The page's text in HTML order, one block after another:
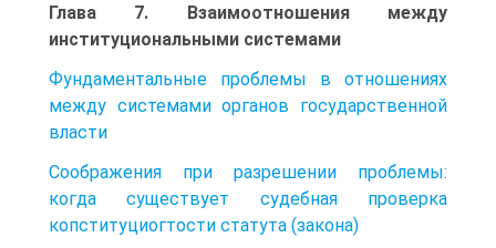
Глава 7. Взаимоотношения между
институциональными системами
Фундаментальные проблемы в отношениях
между системами органов государственной
власти
Соображения при разрешении проблемы:
когда существует судебная проверка
копституциогтости статута (закона)